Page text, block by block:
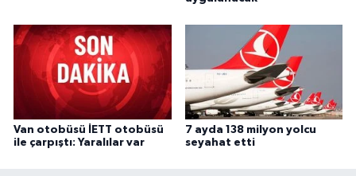
Van otobüsü İETT otobüsü
ile çarpıştı: Yaralılar var
7 ayda 138 milyon yolcu
seyahat etti